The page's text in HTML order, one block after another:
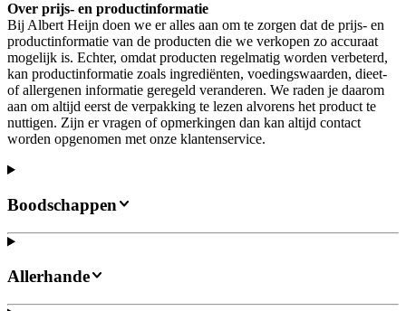
Over prijs- en productinformatie
Bij Albert Heijn doen we er alles aan om te zorgen dat de prijs- en
productinformatie van de producten die we verkopen zo accuraat
mogelijk is. Echter, omdat producten regelmatig worden verbeterd,
kan productinformatie zoals ingrediënten, voedingswaarden, dieet-
of allergenen informatie geregeld veranderen. We raden je daarom
aan om altijd eerst de verpakking te lezen alvorens het product te
nuttigen. Zijn er vragen of opmerkingen dan kan altijd contact
worden opgenomen met onze klantenservice.
Boodschappen
Allerhande